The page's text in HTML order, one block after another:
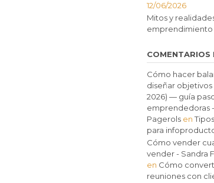
12/06/2026
Mitos y
emprendimiento
COMENTARIOS
Cómo hacer
diseñar
2026) — guía
emprendedoras
Pagerolsen
para
Cómo vender
vender - Sandra
en Cómo
reuniones con